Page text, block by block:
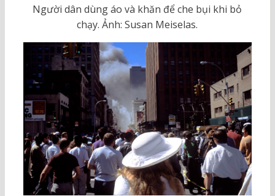
Người dân dùng áo và khăn để che bụi khi bỏ
chạy. Ảnh: Susan Meiselas.